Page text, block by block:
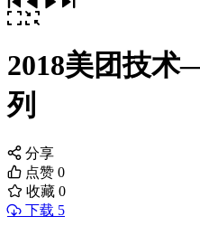
2018美团技
列
分享
点赞 0
收藏 0
下载 5